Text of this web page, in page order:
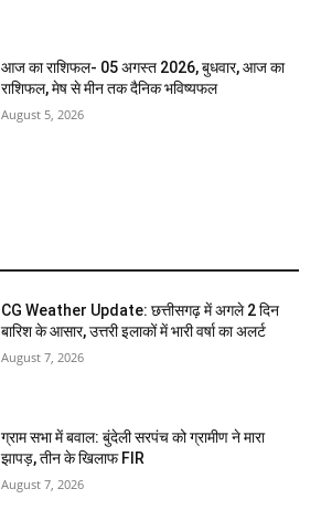
आज का राशिफल- 05 अगस्त 2026, बुधवार, आज का
राशिफल, मेष से मीन तक दैनिक भविष्यफल
August 5, 2026
CG Weather Update: छत्तीसगढ़ में अगले 2 दिन
बारिश के आसार, उत्तरी इलाकों में भारी वर्षा का अलर्ट
August 7, 2026
ग्राम सभा में बवाल: बुंदेली सरपंच को ग्रामीण ने मारा
झापड़, तीन के खिलाफ FIR
August 7, 2026